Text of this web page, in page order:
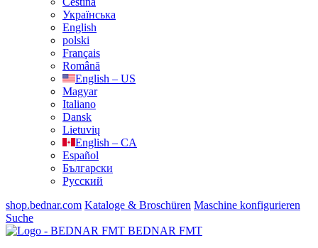
Українська
English
polski
Français
Română
English – US
Magyar
Italiano
Dansk
Lietuvių
English – CA
Español
Български
Русский
shop.bednar.com Kataloge & Broschüren Maschine konfigurieren
Suche
BEDNAR FMT